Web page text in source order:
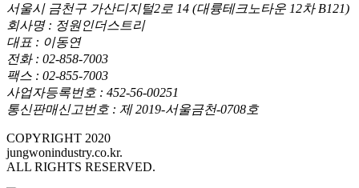
서울시 금천구 가산디지털2로 14 (대륭테크노타운 12차 B121)
회사명 : 정원인더스트리
대표 : 이동연
전화 : 02-858-7003
팩스 : 02-855-7003
사업자등록번호 : 452-56-00251
통신판매신고번호 : 제 2019-서울금천-0708호
COPYRIGHT 2020
jungwonindustry.co.kr.
ALL RIGHTS RESERVED.